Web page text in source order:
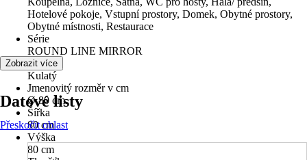
Hotelové pokoje, Vstupní prostory, Domek, Obytné prostory,
Obytné místnosti, Restaurace
Série
ROUND LINE MIRROR
Tvar
Kulatý
Jmenovitý rozměr v cm
Ø 80 cm
Šířka
80 cm
Výška
80 cm
Zobrazit více
Datové listy
Přeskočit oblast